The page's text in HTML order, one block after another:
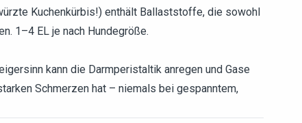
Kuchenkürbis!) enthält Ballaststoffe, die sowohl
1–4 EL je nach Hundegröße.
kann die Darmperistaltik anregen und Gase
Schmerzen hat – niemals bei gespanntem,